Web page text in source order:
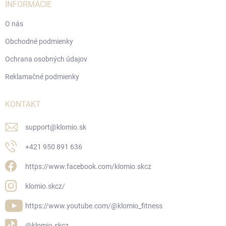
INFORMÁCIE
O nás
Obchodné podmienky
Ochrana osobných údajov
Reklamačné podmienky
KONTAKT
support@klomio.sk
+421 950 891 636
https://www.facebook.com/klomio.skcz
klomio.skcz/
https://www.youtube.com/@klomio_fitness